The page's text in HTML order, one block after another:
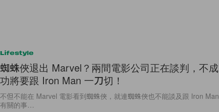
Lifestyle
蜘蛛俠退出 Marvel？兩間電影公司正在談判，不成
功將要跟 Iron Man 一刀切！
不但不能在 Marvel 電影看到蜘蛛俠，就連蜘蛛俠也不能談及跟 Iron Man
有關的事…